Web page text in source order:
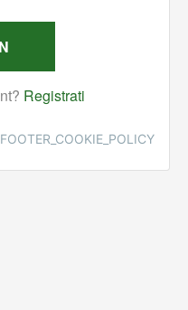
FOOTER_COOKIE_POLICY